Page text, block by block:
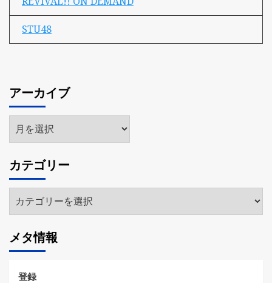
STU48
アーカイブ
ア
ー
イ
ブ
カテゴリー
テ
リ
ー
メタ情報
登録